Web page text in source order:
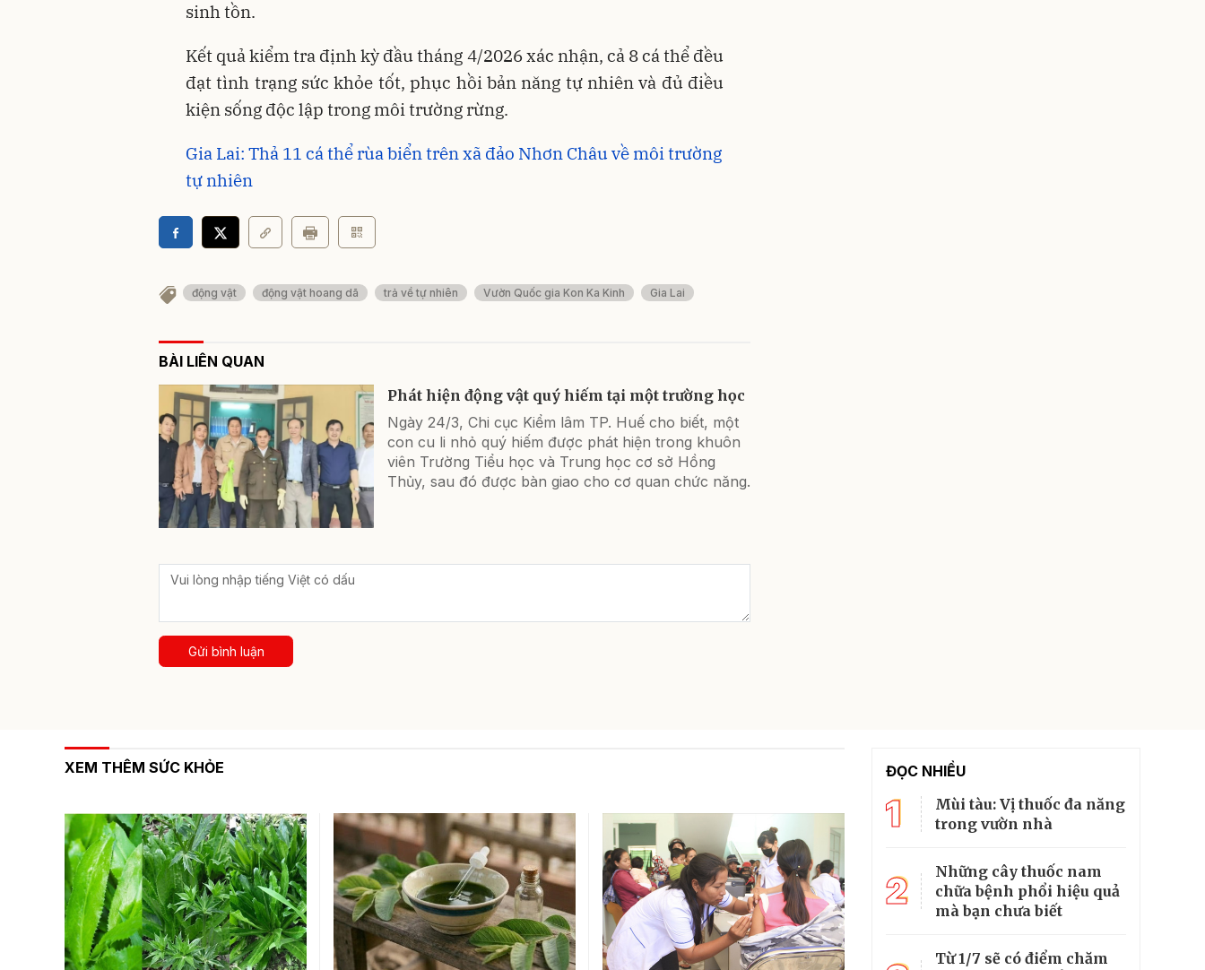
sinh tồn.
Kết quả kiểm tra định kỳ đầu tháng 4/2026 xác nhận, cả 8 cá thể đều
đạt tình trạng sức khỏe tốt, phục hồi bản năng tự nhiên và đủ điều
kiện sống độc lập trong môi trường rừng.
Gia Lai: Thả 11 cá thể rùa biển trên xã đảo Nhơn Châu về môi trường
tự nhiên
động vật động vật hoang dã trả về tự nhiên Vườn Quốc gia Kon Ka Kinh Gia Lai
BÀI LIÊN QUAN
Phát hiện động vật quý hiếm tại một trường học
Ngày 24/3, Chi cục Kiểm lâm TP. Huế cho biết, một
con cu li nhỏ quý hiếm được phát hiện trong khuôn
viên Trường Tiểu học và Trung học cơ sở Hồng
Thủy, sau đó được bàn giao cho cơ quan chức năng.
Gửi bình luận
XEM THÊM SỨC KHỎE ĐỌC NHIỀU
1
Mùi tàu: Vị thuốc đa năng
trong vườn nhà
2
Những cây thuốc nam
chữa bệnh phổi hiệu quả
mà bạn chưa biết
Từ 1/7 sẽ có điểm chăm